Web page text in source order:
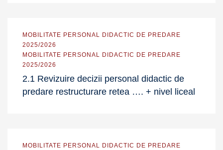
MOBILITATE PERSONAL DIDACTIC DE PREDARE
2025/2026
MOBILITATE PERSONAL DIDACTIC DE PREDARE
2025/2026
2.1 Revizuire decizii personal didactic de
predare restructurare retea …. + nivel liceal
MOBILITATE PERSONAL DIDACTIC DE PREDARE